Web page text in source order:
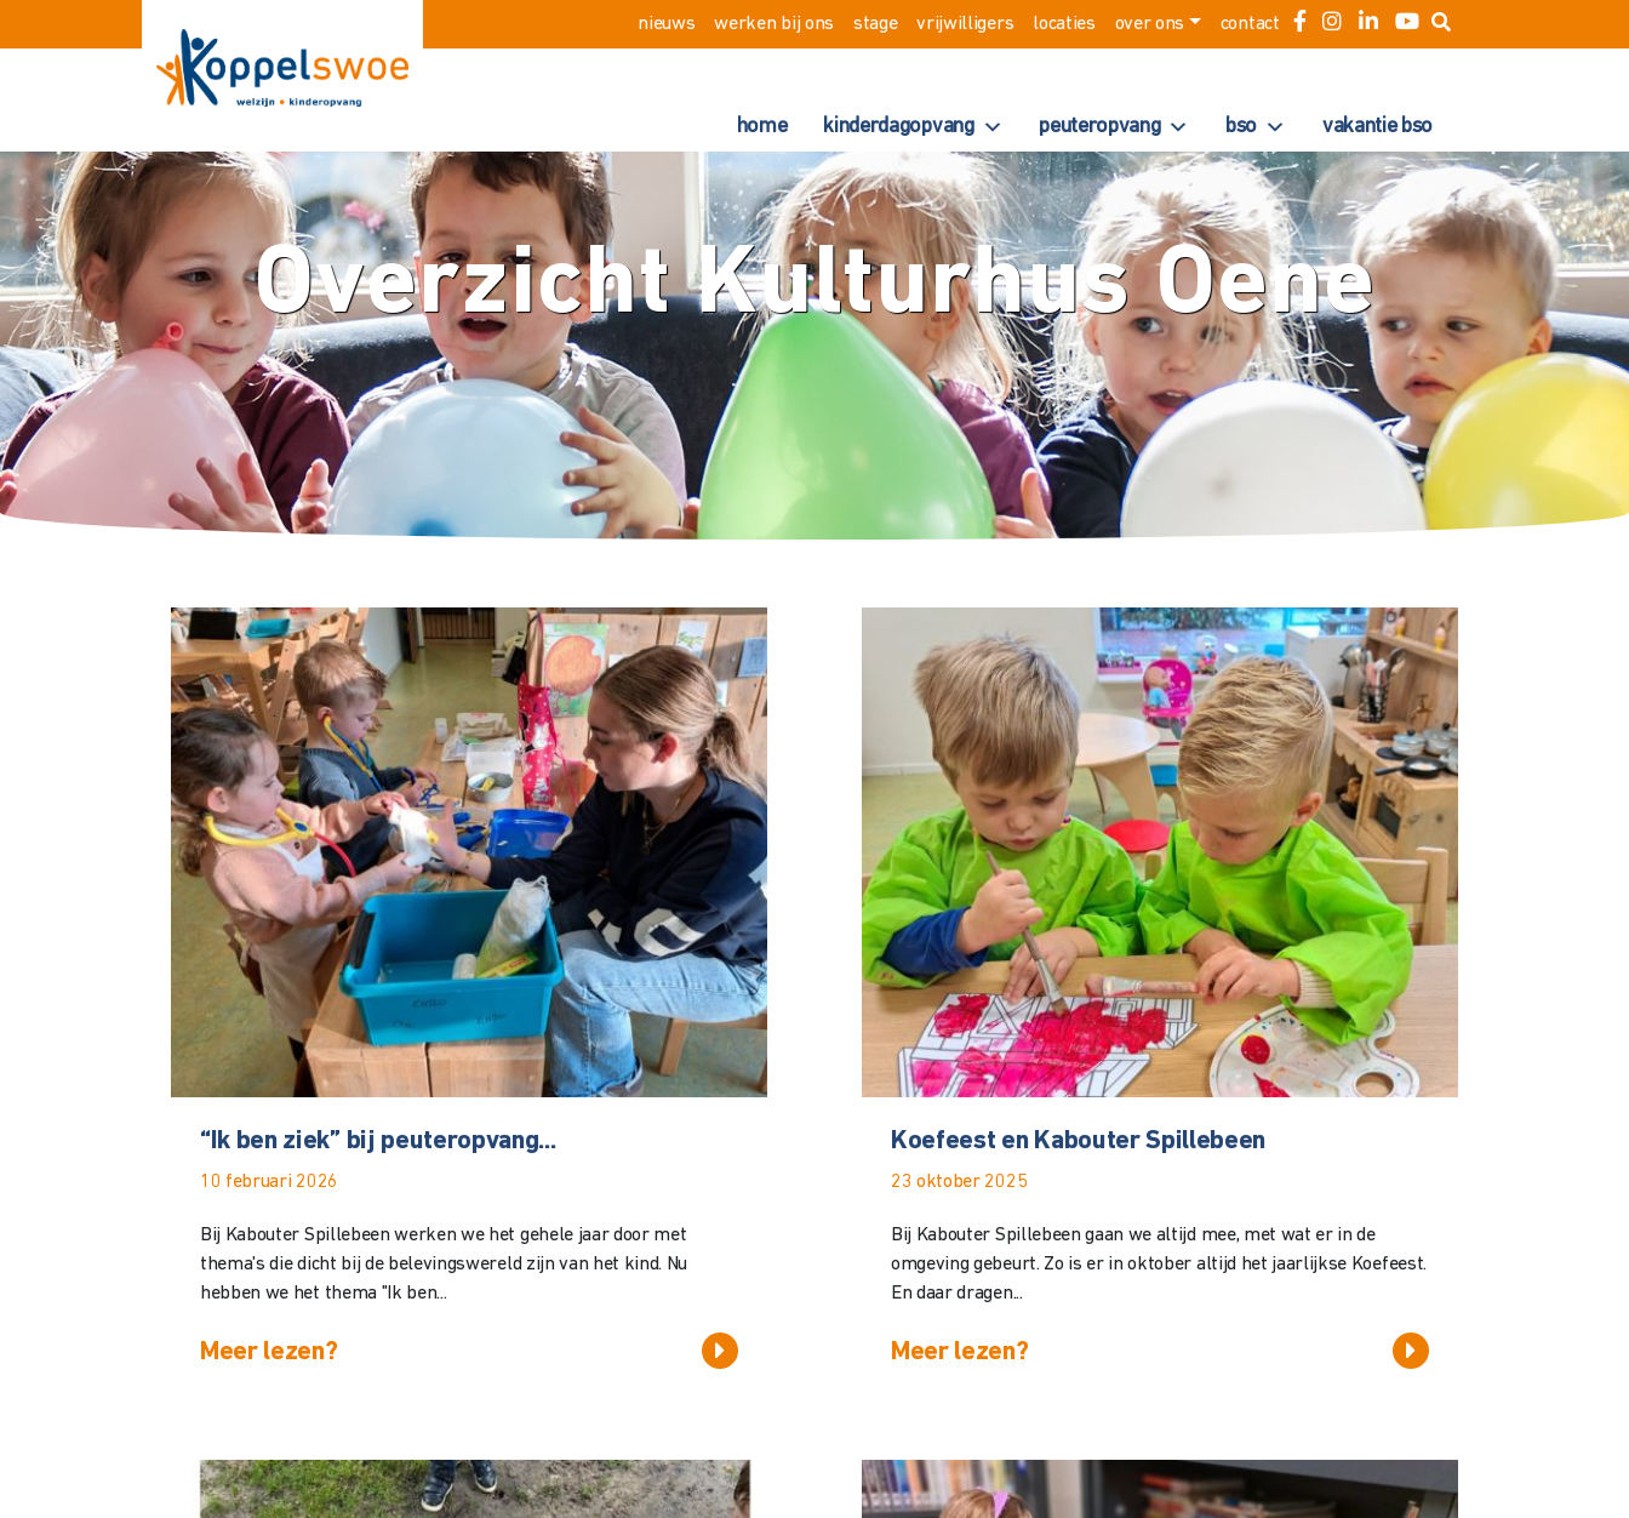
nieuws werken bij ons stage vrijwilligers locaties over ons contact
home kinderdagopvang peuteropvang bso vakantie bso
Overzicht Kulturhus Oene
“Ik ben ziek” bij peuteropvang...
10 februari 2026
Bij Kabouter Spillebeen werken we het gehele jaar door met
thema's die dicht bij de belevingswereld zijn van het kind. Nu
hebben we het thema "Ik ben...
Meer lezen?
Koefeest en Kabouter Spillebeen
23 oktober 2025
Bij Kabouter Spillebeen gaan we altijd mee, met wat er in de
omgeving gebeurt. Zo is er in oktober altijd het jaarlijkse Koefeest.
En daar dragen...
Meer lezen?